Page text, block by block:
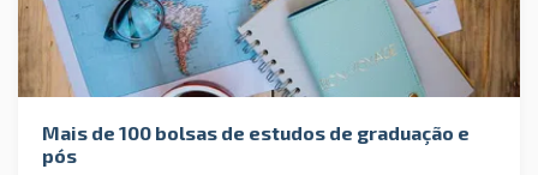
Mais de 100 bolsas de estudos de graduação e
pós